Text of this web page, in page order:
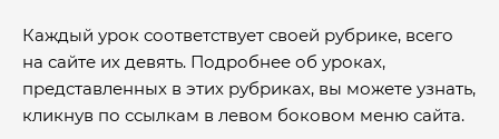
Каждый урок соответствует своей рубрике, всего
на сайте их девять. Подробнее об уроках,
представленных в этих рубриках, вы можете узнать,
кликнув по ссылкам в левом боковом меню сайта.